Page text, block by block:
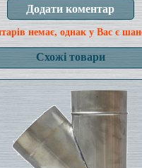
немає, однак у Вас є
Схожі товари